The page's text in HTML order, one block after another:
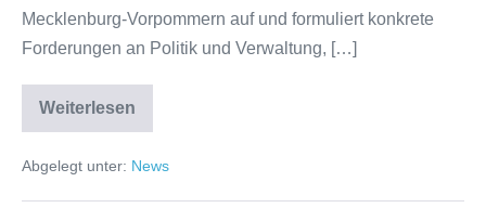
Mecklenburg-Vorpommern auf und formuliert konkrete
Forderungen an Politik und Verwaltung, […]
WeiterlesenPositionspapier
zum
in
beim
Abgelegt unter: News